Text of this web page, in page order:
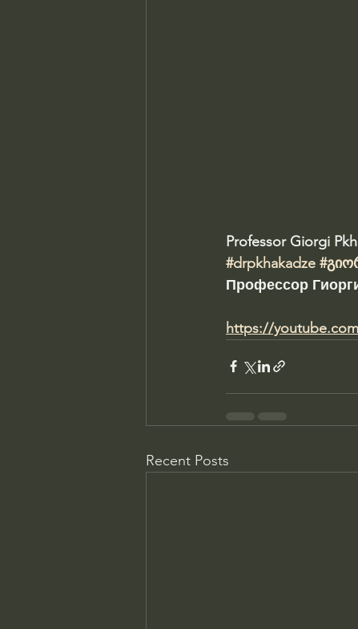
Professor Giorgi
#drpkhakadze
Профессор
https://
Recent Posts